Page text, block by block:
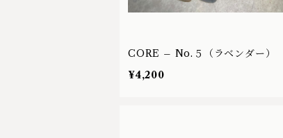
CORE – No.５（ラベンダー）
¥4,200